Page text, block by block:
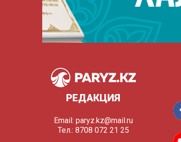
РЕДАКЦИЯ
Email: paryz.kz@mail.ru
Тел.: 8708 072 21 25